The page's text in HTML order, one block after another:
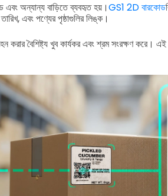
এবং অন্যান্য বাড়িতে ব্যবহৃত হয়।GS1 2D বারকোড
এবং পণ্যের পৃষ্ঠাগুলির লিঙ্ক।
বৈশিষ্ট্য খুব কার্যকর এবং শ্রম সংরক্ষণ করে। এই